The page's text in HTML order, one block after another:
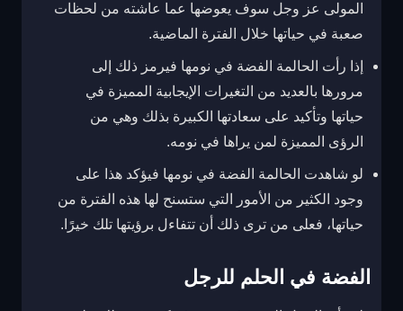
المولى عز وجل سوف يعوضها عما عاشته من لحظات
صعبة في حياتها خلال الفترة الماضية.
إذا رأت الحالمة الفضة في نومها فيرمز ذلك إلى
مرورها بالعديد من التغيرات الإيجابية المميزة في
حياتها وتأكيد على سعادتها الكبيرة بذلك وهي من
الرؤى المميزة لمن يراها في نومه.
لو شاهدت الحالمة الفضة في نومها فيؤكد هذا على
وجود الكثير من الأمور التي ستسنح لها هذه الفترة من
حياتها، فعلى من ترى ذلك أن تتفاءل برؤيتها تلك خيرًا.
الفضة في الحلم للرجل